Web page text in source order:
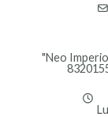
"Neo